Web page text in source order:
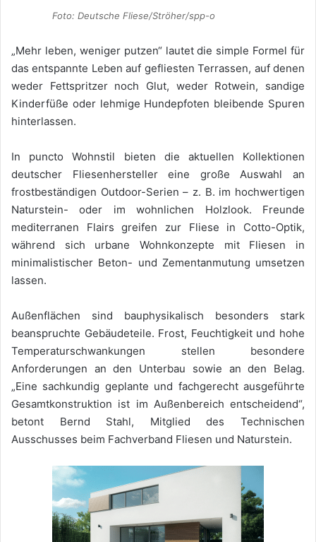
Foto: Deutsche Fliese/Ströher/spp-o
„Mehr leben, weniger putzen“ lautet die simple Formel für
das entspannte Leben auf gefliesten Terrassen, auf denen
weder Fettspritzer noch Glut, weder Rotwein, sandige
Kinderfüße oder lehmige Hundepfoten bleibende Spuren
hinterlassen.
In puncto Wohnstil bieten die aktuellen Kollektionen
deutscher Fliesenhersteller eine große Auswahl an
frostbeständigen Outdoor-Serien – z. B. im hochwertigen
Naturstein- oder im wohnlichen Holzlook. Freunde
mediterranen Flairs greifen zur Fliese in Cotto-Optik,
während sich urbane Wohnkonzepte mit Fliesen in
minimalistischer Beton- und Zementanmutung umsetzen
lassen.
Außenflächen sind bauphysikalisch besonders stark
beanspruchte Gebäudeteile. Frost, Feuchtigkeit und hohe
Temperaturschwankungen stellen besondere
Anforderungen an den Unterbau sowie an den Belag.
„Eine sachkundig geplante und fachgerecht ausgeführte
Gesamtkonstruktion ist im Außenbereich entscheidend“,
betont Bernd Stahl, Mitglied des Technischen
Ausschusses beim Fachverband Fliesen und Naturstein.